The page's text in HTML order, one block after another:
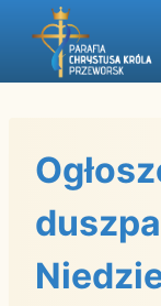
Przejdź